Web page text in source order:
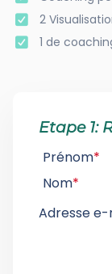
2
1 de
Etape 1:
Prénom*
Nom*
Adresse